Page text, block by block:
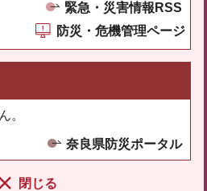
緊急・災害情報RSS
防災・危機管理ページ
。
奈良県防災ポータル
閉じる